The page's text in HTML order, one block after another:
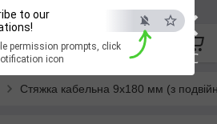
×
ESC
to our
permission prompts, click
icon
Для всех!
Стяжка кабельна 9x180 мм (з